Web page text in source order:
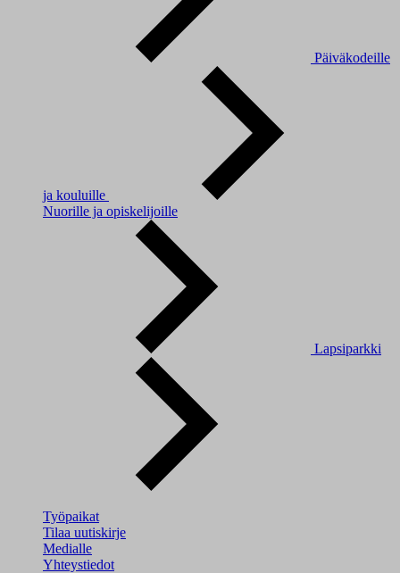
Päiväkodeille
ja kouluille
Nuorille ja opiskelijoille
Lapsiparkki
Työpaikat
Tilaa uutiskirje
Medialle
Yhteystiedot